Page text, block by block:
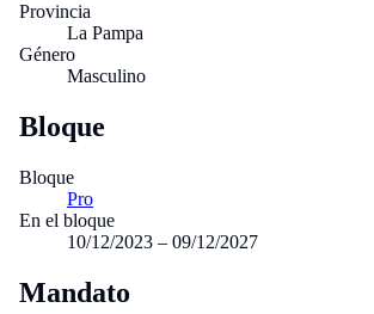
Provincia
La Pampa
Género
Masculino
Bloque
Bloque
Pro
En el bloque
10/12/2023 – 09/12/2027
Mandato